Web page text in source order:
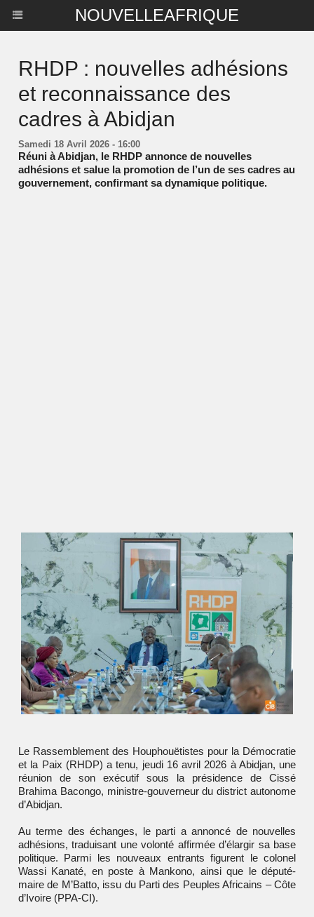
NOUVELLEAFRIQUE
RHDP : nouvelles adhésions
et reconnaissance des
cadres à Abidjan
Samedi 18 Avril 2026 - 16:00
Réuni à Abidjan, le RHDP annonce de nouvelles
adhésions et salue la promotion de l’un de ses cadres au
gouvernement, confirmant sa dynamique politique.
Le Rassemblement des Houphouëtistes pour la Démocratie
et la Paix (RHDP) a tenu, jeudi 16 avril 2026 à Abidjan, une
réunion de son exécutif sous la présidence de Cissé
Brahima Bacongo, ministre-gouverneur du district autonome
d’Abidjan.
Au terme des échanges, le parti a annoncé de nouvelles
adhésions, traduisant une volonté affirmée d’élargir sa base
politique. Parmi les nouveaux entrants figurent le colonel
Wassi Kanaté, en poste à Mankono, ainsi que le député-
maire de M’Batto, issu du Parti des Peuples Africains – Côte
d’Ivoire (PPA-CI).